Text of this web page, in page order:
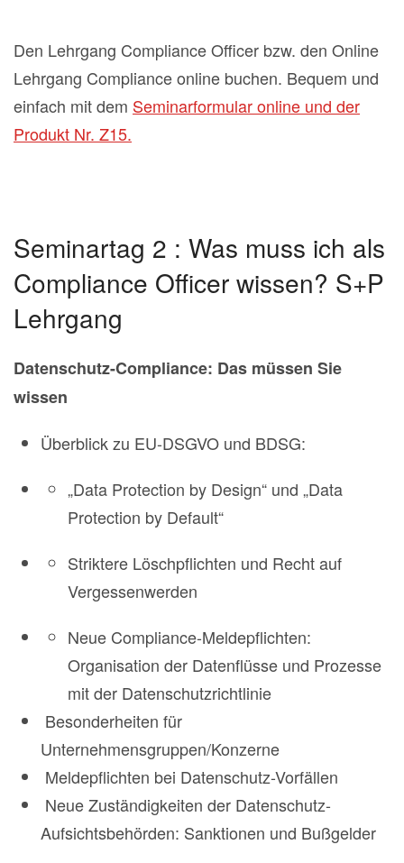
Den Lehrgang Compliance Officer bzw. den Online
Lehrgang Compliance online buchen. Bequem und
einfach mit dem Seminarformular online und der
Produkt Nr. Z15.
Seminartag 2 : Was muss ich als
Compliance Officer wissen? S+P
Lehrgang
Datenschutz-Compliance: Das müssen Sie
wissen
Überblick zu EU-DSGVO und BDSG:
„Data Protection by Design“ und „Data
Protection by Default“
Striktere Löschpflichten und Recht auf
Vergessenwerden
Neue Compliance-Meldepflichten:
Organisation der Datenflüsse und Prozesse
mit der Datenschutzrichtlinie
Besonderheiten für
Unternehmensgruppen/Konzerne
Meldepflichten bei Datenschutz-Vorfällen
Neue Zuständigkeiten der Datenschutz-
Aufsichtsbehörden: Sanktionen und Bußgelder